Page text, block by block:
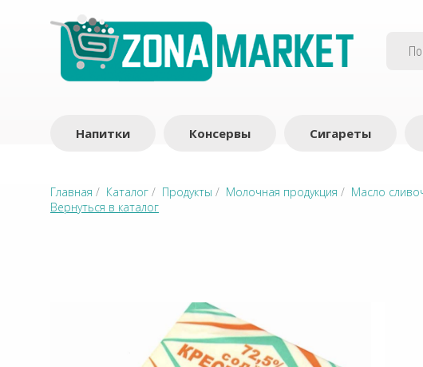
Напитки Консервы Сигареты
Главная / Каталог / Продукты / Молочная продукция / Масло
Вернуться в каталог